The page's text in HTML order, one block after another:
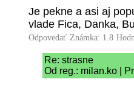
Je pekne a asi aj
vlade Fica, Danka,
Odpovedať Známka: 1.8
Re: strasne
Od reg.: milan.ko |